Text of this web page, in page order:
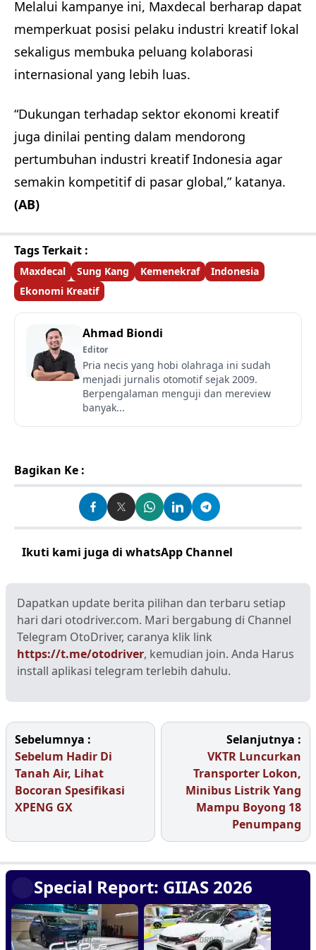
Melalui kampanye ini, Maxdecal berharap dapat
memperkuat posisi pelaku industri kreatif lokal
sekaligus membuka peluang kolaborasi
internasional yang lebih luas.
“Dukungan terhadap sektor ekonomi kreatif
juga dinilai penting dalam mendorong
pertumbuhan industri kreatif Indonesia agar
semakin kompetitif di pasar global,” katanya.
(AB)
Tags Terkait :
Maxdecal Sung Kang Kemenekraf
Indonesia
Ekonomi Kreatif
Ahmad Biondi
Editor
Pria necis yang hobi olahraga ini sudah
menjadi jurnalis otomotif sejak 2009.
Berpengalaman menguji dan mereview
banyak...
Bagikan Ke :
Ikuti kami juga di whatsApp Channel
Dapatkan update berita pilihan dan terbaru setiap
hari dari otodriver.com. Mari bergabung di Channel
Telegram OtoDriver, caranya klik link
https://t.me/otodriver, kemudian join. Anda Harus
install aplikasi telegram terlebih dahulu.
Sebelumnya :
Sebelum Hadir Di
Tanah Air, Lihat
Bocoran Spesifikasi
XPENG GX
Selanjutnya :
VKTR Luncurkan
Transporter Lokon,
Minibus Listrik Yang
Mampu Boyong 18
Penumpang
Special Report: GIIAS 2026